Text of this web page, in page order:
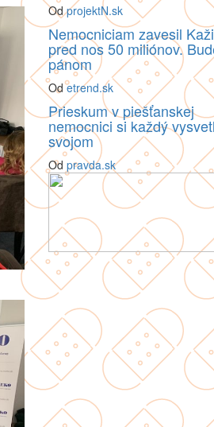
OdprojektN.sk
Nemocniciam zavesil
pred nos 50 miliónov.
pánom
Odetrend.sk
Prieskum v piešťanskej
nemocnici si každý
svojom
Odpravda.sk